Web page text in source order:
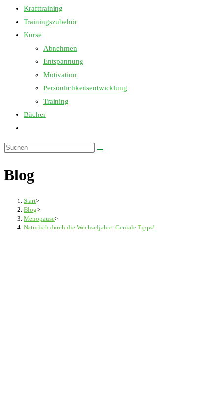
Krafttraining
Trainingszubehör
Kurse
Abnehmen
Entspannung
Motivation
Persönlichkeitsentwicklung
Training
Bücher
umschalten
Diese
durchsuchen
Blog
Start>
Blog>
Menopause>
Natürlich durch die Wechseljahre: Geniale Tipps!